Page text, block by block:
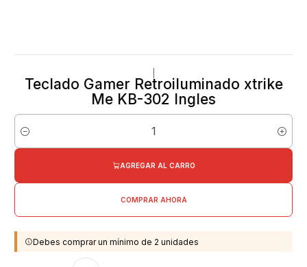
Teclado Gamer Retroiluminado xtrike
Me KB-302 Ingles
Cantidad
AGREGAR AL CARRO
COMPRAR AHORA
Debes comprar un mínimo de 2 unidades